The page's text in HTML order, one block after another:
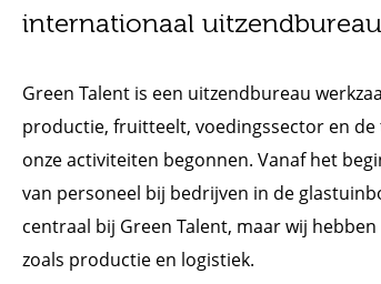
internationaal
Green Talent is een uitzendbureau
productie, fruitteelt, voedingssector en
onze activiteiten begonnen. Vanaf het
van personeel bij bedrijven in de
centraal bij Green Talent, maar wij
zoals productie en logistiek.